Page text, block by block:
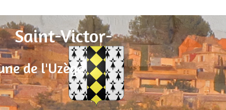
de l'Uzège
Saint-Victor-
des-Oules